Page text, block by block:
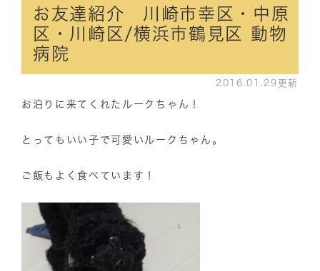
お友達紹介 川崎市幸区・中原
区・川崎区/横浜市鶴見区 動物
病院
2016.01.29更新
お泊りに来てくれたルークちゃん！
とってもいい子で可愛いルークちゃん。
ご飯もよく食べています！